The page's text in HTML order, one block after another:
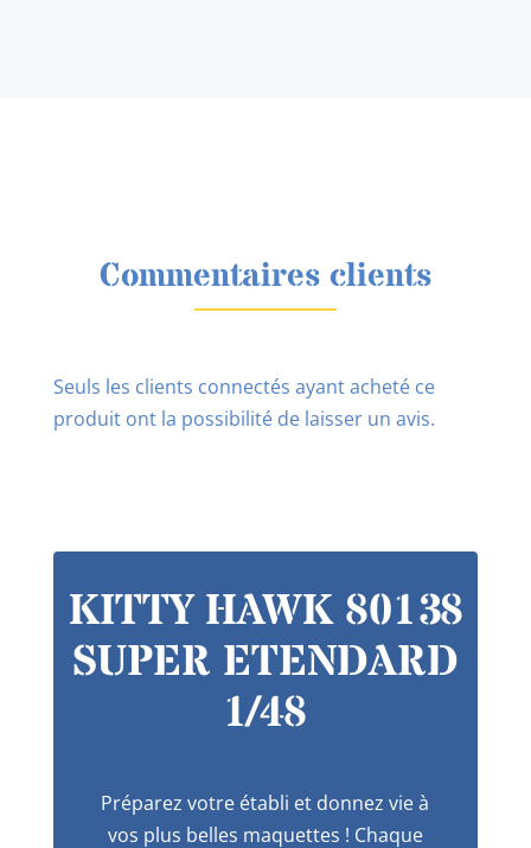
Commentaires clients
Seuls les clients connectés ayant acheté ce
produit ont la possibilité de laisser un avis.
KITTY HAWK 80138
SUPER ETENDARD
1/48
Préparez votre établi et donnez vie à
vos plus belles maquettes ! Chaque